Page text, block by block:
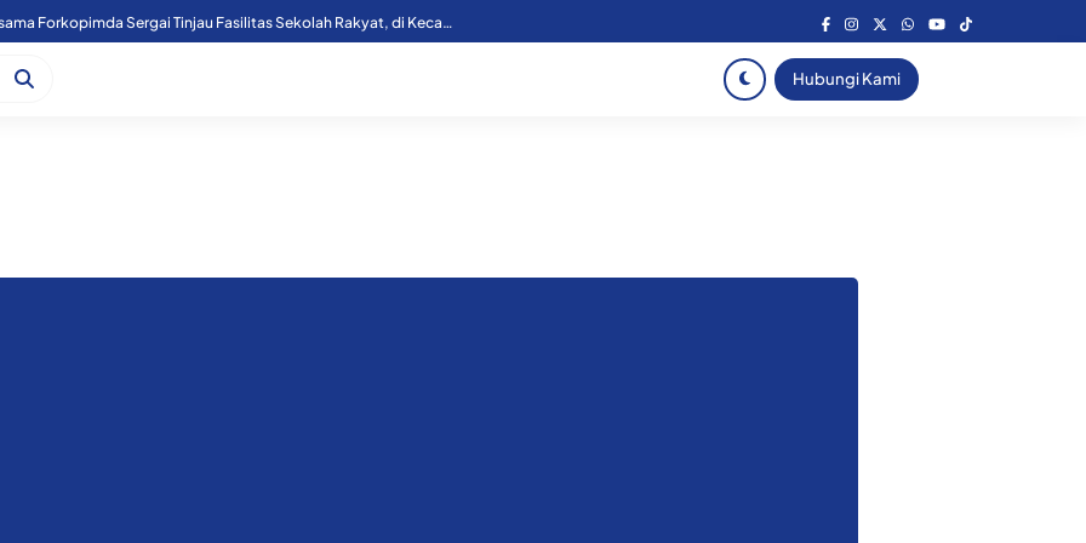
Kapoolres Sergai Bersama Forkopimda Sergai Tinjau Fasilitas Sekolah Rakyat, di Kecamatan Firdaus.
Hubungi Kami